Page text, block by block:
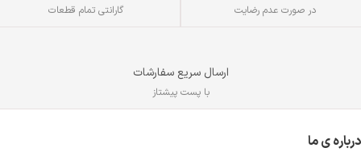
در صورت عدم رضایت گارانتی تمام قطعات
ارسال سریع سفارشات
با پست پیشتاز
درباره ی ما